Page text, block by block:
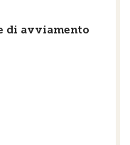
di avviamento